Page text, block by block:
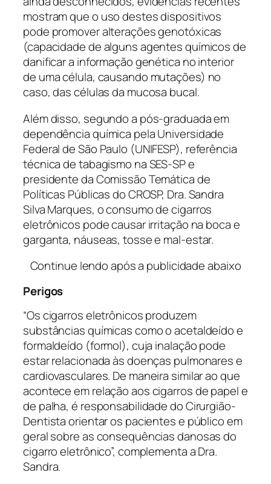
mostram que o uso destes dispositivos
pode promover alterações genotóxicas
(capacidade de alguns agentes químicos de
danificar a informação genética no interior
de uma célula, causando mutações) no
caso, das células da mucosa bucal.
Além disso, segundo a pós-graduada em
dependência química pela Universidade
Federal de São Paulo (UNIFESP), referência
técnica de tabagismo na SES-SP e
presidente da Comissão Temática de
Políticas Públicas do CROSP, Dra. Sandra
Silva Marques, o consumo de cigarros
eletrônicos pode causar irritação na boca e
garganta, náuseas, tosse e mal-estar.
Continue lendo após a publicidade abaixo
Perigos
“Os cigarros eletrônicos produzem
substâncias químicas como o acetaldeído e
formaldeído (formol), cuja inalação pode
estar relacionada às doenças pulmonares e
cardiovasculares. De maneira similar ao que
acontece em relação aos cigarros de papel e
de palha, é responsabilidade do Cirurgião-
Dentista orientar os pacientes e público em
geral sobre as consequências danosas do
cigarro eletrônico”, complementa a Dra.
Sandra.